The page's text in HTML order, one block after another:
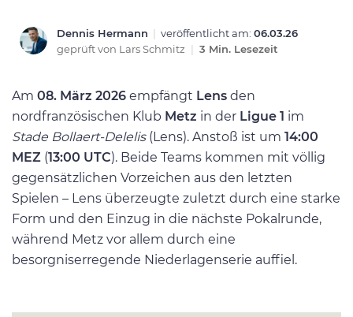
Dennis Hermann | veröffentlicht am: 06.03.26
geprüft von Lars Schmitz | 3 Min. Lesezeit
Am 08. März 2026 empfängt Lens den
nordfranzösischen Klub Metz in der Ligue 1 im
Stade Bollaert-Delelis(Lens). Anstoß ist um 14:00
MEZ (13:00 UTC). Beide Teams kommen mit völlig
gegensätzlichen Vorzeichen aus den letzten
Spielen – Lens überzeugte zuletzt durch eine starke
Form und den Einzug in die nächste Pokalrunde,
während Metz vor allem durch eine
besorgniserregende Niederlagenserie auffiel.